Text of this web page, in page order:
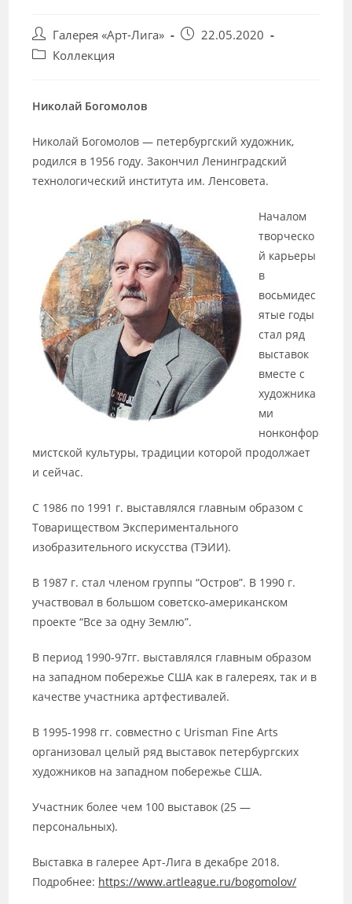
Post
author:
Галерея «Арт-Лига»
Запись22.05.2020
PostКоллекция
Николай Богомолов
Николай Богомолов — петербургский художник,
родился в 1956 году. Закончил Ленинградский
технологический института им. Ленсовета.
Началом
творческо
й карьеры
в
восьмидес
ятые годы
стал ряд
выставок
вместе с
художника
ми
нонконфор
мистской культуры, традиции которой продолжает
и сейчас.
С 1986 по 1991 г. выставлялся главным образом с
Товариществом Экспериментального
изобразительного искусства (ТЭИИ).
В 1987 г. стал членом группы “Остров”. В 1990 г.
участвовал в большом советско-американском
проекте “Все за одну Землю”.
В период 1990-97гг. выставлялся главным образом
на западном побережье США как в галереях, так и в
качестве участника артфестивалей.
В 1995-1998 гг. совместно с Urisman Fine Arts
организовал целый ряд выставок петербургских
художников на западном побережье США.
Участник более чем 100 выставок (25 —
персональных).
Выставка в галерее Арт-Лига в декабре 2018.
Подробнее: https://www.artleague.ru/bogomolov/